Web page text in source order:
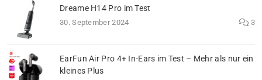
Dreame H14 Pro im Test
30. September 2024 3
EarFun Air Pro 4+ In-Ears im Test – Mehr als nur ein
kleines Plus